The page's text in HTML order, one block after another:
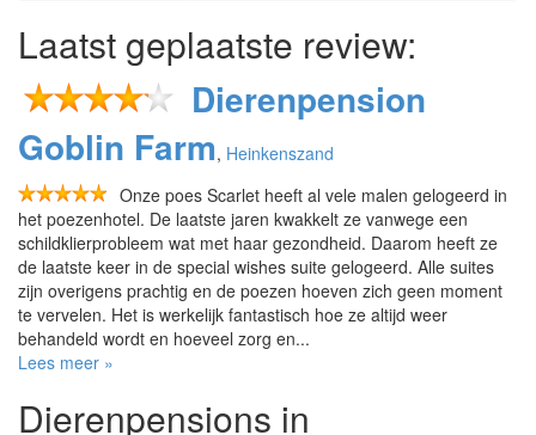
Laatst geplaatste review:
Dierenpension
Goblin Farm, Heinkenszand
Onze poes Scarlet heeft al vele malen gelogeerd in
het poezenhotel. De laatste jaren kwakkelt ze vanwege een
schildklierprobleem wat met haar gezondheid. Daarom heeft ze
de laatste keer in de special wishes suite gelogeerd. Alle suites
zijn overigens prachtig en de poezen hoeven zich geen moment
te vervelen. Het is werkelijk fantastisch hoe ze altijd weer
behandeld wordt en hoeveel zorg en...
Lees meer »
Dierenpensions in